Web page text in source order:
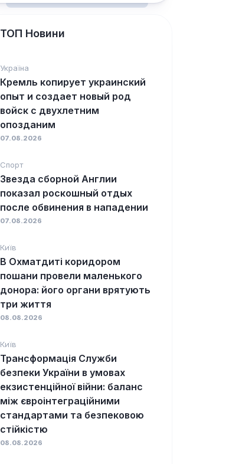
ТОП Новини
Україна
Кремль копирует украинский
опыт и создает новый род
войск с двухлетним
опозданим
07.08.2026
Спорт
Звезда сборной Англии
показал роскошный отдых
после обвинения в нападении
07.08.2026
Київ
В Охматдиті коридором
пошани провели маленького
донора: його органи врятують
три життя
08.08.2026
Київ
Трансформація Служби
безпеки України в умовах
екзистенційної війни: баланс
між євроінтеграційними
стандартами та безпековою
стійкістю
08.08.2026